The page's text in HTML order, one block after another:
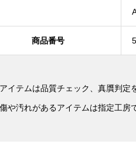
イテムは品質チェック、真贋判定
や汚れがあるアイテムは指定工
商品番号